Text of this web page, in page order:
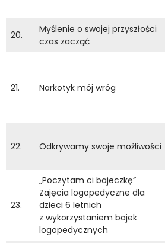
20.
Myślenie o swojej przyszłości
czas zacząć
21. Narkotyk mój wróg
22. Odkrywamy swoje możliwości
23.
„Poczytam ci bajeczkę”
Zajęcia logopedyczne dla
dzieci 6 letnich
z wykorzystaniem bajek
logopedycznych